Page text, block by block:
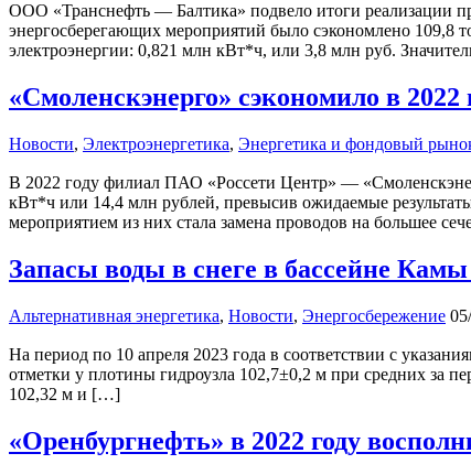
ООО «Транснефть — Балтика» подвело итоги реализации
энергосберегающих мероприятий было сэкономлено 109,8
электроэнергии: 0,821 млн кВт*ч, или 3,8 млн руб.
«Смоленскэнерго» сэкономило в
Новости, Электроэнергетика, Энергетика и фондовый
В 2022 году филиал ПАО «Россети Центр» —
кВт*ч или 14,4 млн рублей, превысив ожидаемые
мероприятием из них стала замена проводов на большее
Запасы воды в снеге в бассейне
Альтернативная энергетика, Новости, Энергосбережение
На период по 10 апреля 2023 года в соответствии с
отметки у плотины гидроузла 102,7±0,2 м при средних за
102,32 м и […]
«Оренбургнефть» в 2022 году